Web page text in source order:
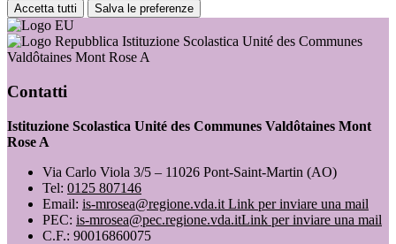
Accetta tutti Salva le preferenze
Istituzione Scolastica Unité des Communes
Valdôtaines Mont Rose A
Contatti
Istituzione Scolastica Unité des Communes Valdôtaines Mont
Rose A
Via Carlo Viola 3/5 – 11026 Pont-Saint-Martin (AO)
Tel: 0125 807146
Email: is-mrosea@regione.vda.it Link per inviare una mail
PEC: is-mrosea@pec.regione.vda.itLink per inviare una mail
C.F.: 90016860075